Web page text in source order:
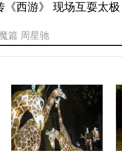
《西游》 现场互耍太极
篇 周星驰